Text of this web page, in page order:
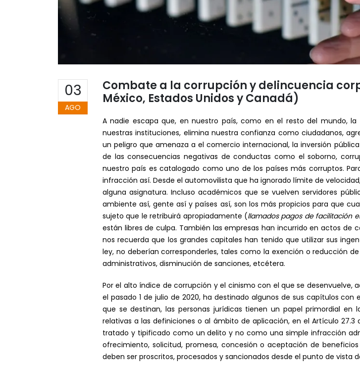
03
AGO
Combate a la corrupción y delincuencia
México, Estados Unidos y Canadá)
A nadie escapa que, en nuestro país, como en el resto del mundo,
nuestras instituciones, elimina nuestra confianza como ciudadanos,
un peligro que amenaza a el comercio internacional, la inversión
de las consecuencias negativas de conductas como el soborno,
nuestro país es catalogado como uno de los países más corruptos.
infracción así. Desde el automovilista que ha ignorado límite de
alguna asignatura. Incluso académicos que se vuelven servidores
ambiente así, gente así y países así, son los más propicios para que
sujeto que le retribuirá apropiadamente (llamados pagos de facilitación
están libres de culpa. También las empresas han incurrido en actos de
nos recuerda que los grandes capitales han tenido que utilizar sus
ley, no deberían corresponderles, tales como la exención o reducción
administrativos, disminución de sanciones, etcétera.
Por el alto índice de corrupción y el cinismo con el que se desenvuelve,
el pasado 1 de julio de 2020, ha destinado algunos de sus capítulos
que se destinan, las personas jurídicas tienen un papel primordial
relativas a las definiciones o al ámbito de aplicación, en el Artículo
tratado y tipificado como un delito y no como una simple infracción
ofrecimiento, solicitud, promesa, concesión o aceptación de
deben ser proscritos, procesados y sancionados desde el punto de vista